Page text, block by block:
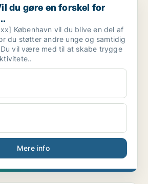
du gøre en forskel for
København vil du blive en del af
du støtter andre unge og samtidig
vil være med til at skabe trygge
Mere info